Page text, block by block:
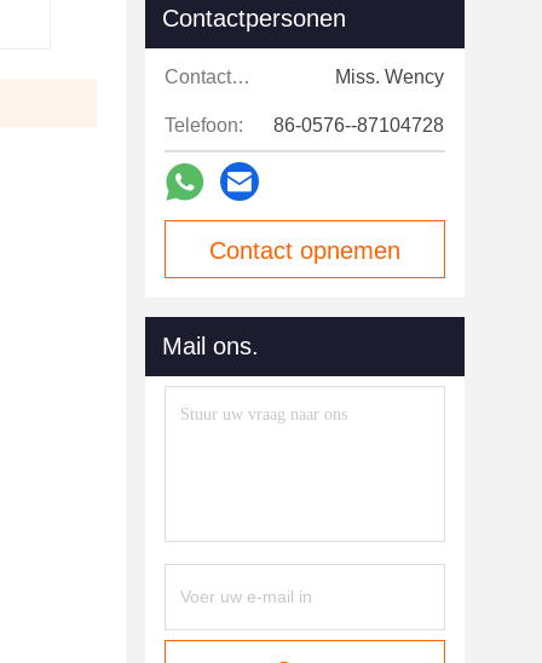
Contactpersonen
Contactpersonen: Miss. Wency
Telefoon: 86-0576--87104728
Contact opnemen
Mail ons.